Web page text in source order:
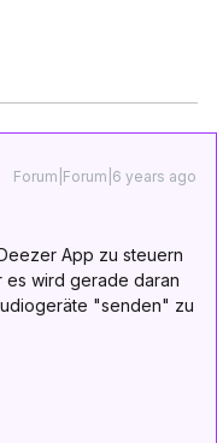
Forum|Forum|6 years ago
App zu steuern
es wird gerade daran
"senden" zu